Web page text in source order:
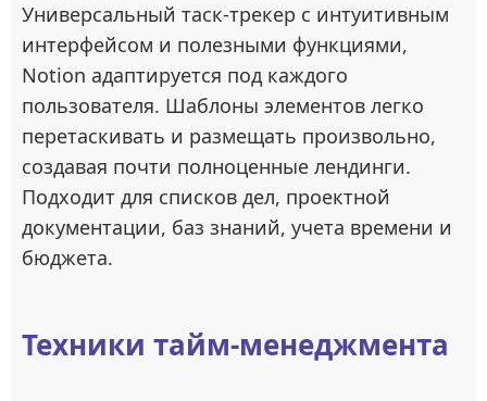
Универсальный таск-трекер с интуитивным
интерфейсом и полезными функциями,
Notion адаптируется под каждого
пользователя. Шаблоны элементов легко
перетаскивать и размещать произвольно,
создавая почти полноценные лендинги.
Подходит для списков дел, проектной
документации, баз знаний, учета времени и
бюджета.
Техники тайм-менеджмента